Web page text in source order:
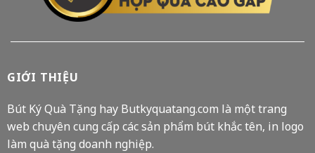
GIỚI THIỆU
Bút Ký Quà Tặng hay Butkyquatang.com là một trang
web chuyên cung cấp các sản phẩm bút khắc tên, in logo
làm quà tặng doanh nghiệp.